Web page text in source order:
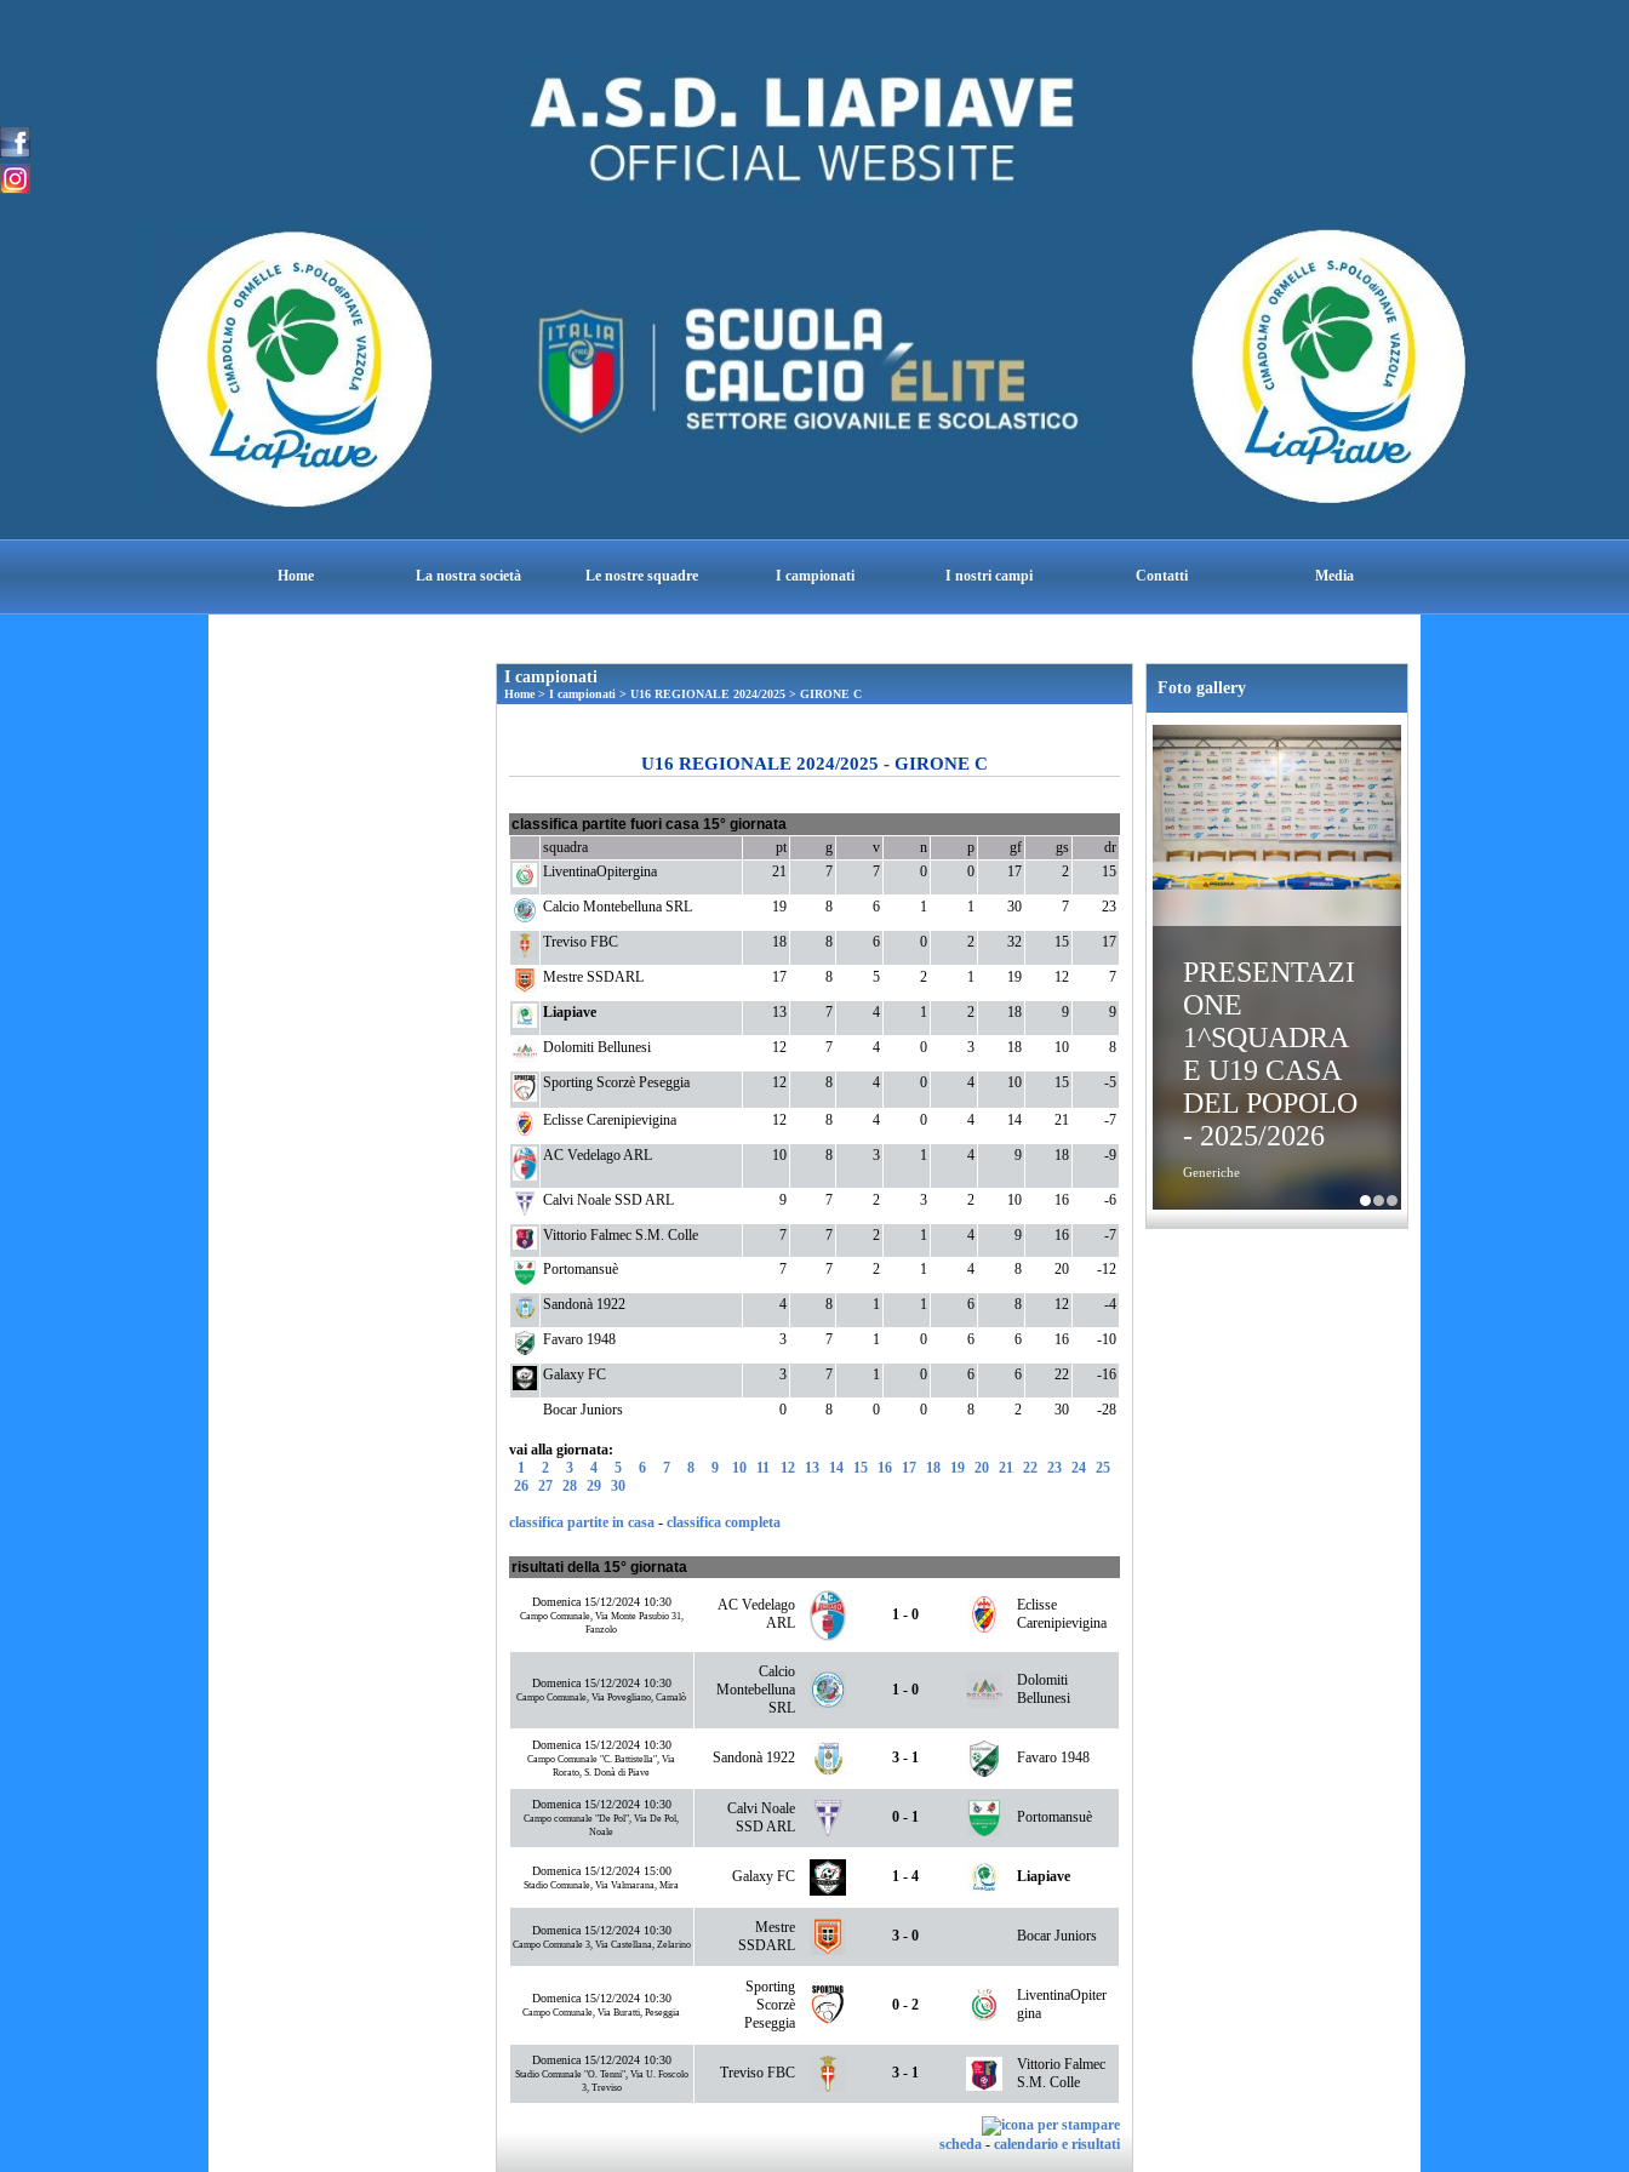
Home La nostra società Le nostre squadre I campionati I nostri campi Contatti Media
I campionati
Home> I campionati> U16 REGIONALE 2024/2025> GIRONE C
U16 REGIONALE 2024/2025 - GIRONE C
classifica partite fuori casa 15° giornata
squadra
pt g v n p gf gs
dr
LiventinaOpitergina
21 7 7 0 0 17 2 15
Calcio Montebelluna SRL 19 8 6 1 1 30 7 23
Treviso FBC 18 8 6 0 2 32 15 17
Mestre SSDARL 17 8 5 2 1 19 12 7
Liapiave 13 7 4 1 2 18 9 9
Dolomiti Bellunesi 12 7 4 0 3 18 10 8
Sporting Scorzè Peseggia 12 8 4 0 4 10 15 -5
Eclisse Carenipievigina 12 8 4 0 4 14 21 -7
AC Vedelago ARL 10 8 3 1 4 9 18 -9
Calvi Noale SSD ARL 9 7 2 3 2 10 16 -6
Vittorio Falmec S.M. Colle 7 7 2 1 4 9 16
-7
Portomansuè
7 7 2 1 4 8 20 -12
Sandonà 1922 4 8 1 1 6 8 12 -4
Favaro 1948 3 7 1 0 6 6 16 -10
Galaxy FC 3 7 1 0 6 6 22 -16
Bocar Juniors 0 8 0 0 8 2 30 -28
vai alla giornata:
1
2 3 4 5 6 7 8 9 10 11 12 13 14 15 16 17 18 19 20 21 22 23 24 25
26 27 28 29 30
classifica partite in casa- classifica completa
risultati della 15° giornata
Domenica 15/12/2024 10:30
Campo Comunale, Via Monte Pasubio 31,
Fanzolo
AC Vedelago
ARL
1 - 0
Eclisse
Carenipievigina
Domenica 15/12/2024 10:30
Campo Comunale, Via Povegliano, Camalò
Calcio
Montebelluna
SRL
1 - 0
Dolomiti
Bellunesi
Domenica 15/12/2024 10:30
Campo Comunale "C. Battistella", Via
Rorato, S. Donà di Piave
Sandonà 1922 3 - 1 Favaro 1948
Domenica 15/12/2024 10:30
Campo comunale "De Pol", Via De Pol,
Noale
Calvi Noale
SSD ARL
0 - 1 Portomansuè
Domenica 15/12/2024 15:00
Stadio Comunale, Via Valmarana, Mira
Galaxy FC 1 - 4 Liapiave
Domenica 15/12/2024 10:30
Campo Comunale 3, Via Castellana, Zelarino
Mestre
SSDARL
3 - 0 Bocar Juniors
Domenica 15/12/2024 10:30
Campo Comunale, Via Buratti, Peseggia
Sporting
Scorzè
Peseggia
0 - 2
LiventinaOpiter
gina
Domenica 15/12/2024 10:30
Stadio Comunale "O. Tenni", Via U. Foscolo
3, Treviso
Treviso FBC 3 - 1
Vittorio Falmec
S.M. Colle
scheda -calendario e risultati
Foto gallery
PRESENTAZI
ONE
1^SQUADRA
E U19 CASA
DEL POPOLO
- 2025/2026
Generiche